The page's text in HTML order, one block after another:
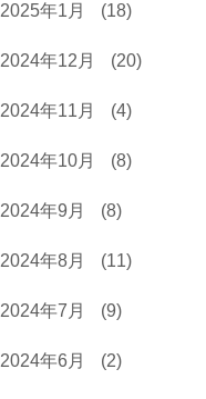
2025年1月 (18)
2024年12月 (20)
2024年11月 (4)
2024年10月 (8)
2024年9月 (8)
2024年8月 (11)
2024年7月 (9)
2024年6月 (2)